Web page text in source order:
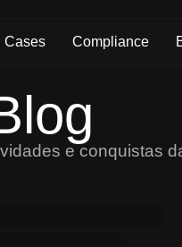
Cases Compliance
e conquistas